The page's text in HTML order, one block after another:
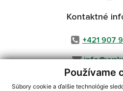
Používame
Súbory cookie a ďalšie technológie
Kontaktné
+421 907